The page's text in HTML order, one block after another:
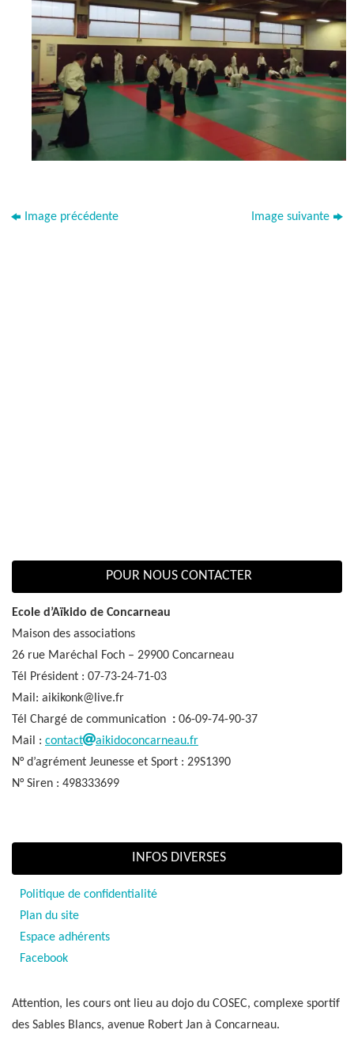
Image précédente Image suivante
POUR NOUS CONTACTER
Ecole d’Aïkido de Concarneau
Maison des associations
26 rue Maréchal Foch – 29900 Concarneau
Tél Président : 07-73-24-71-03
Mail: aikikonk@live.fr
Tél Chargé de communication : 06-09-74-90-37
Mail : contact
aikidoconcarneau.fr
N° d’agrément Jeunesse et Sport : 29S1390
N° Siren : 498333699
INFOS DIVERSES
Politique de confidentialité
Plan du site
Espace adhérents
Facebook
Attention, les cours ont lieu au dojo du COSEC, complexe sportif
des Sables Blancs, avenue Robert Jan à Concarneau.